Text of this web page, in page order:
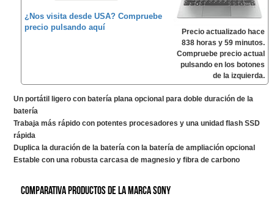
¿Nos visita desde USA? Compruebe
precio pulsando aquí
Precio actualizado hace
838 horas y 59 minutos.
Compruebe precio actual
pulsando en los botones
de la izquierda.
Un portátil ligero con batería plana opcional para doble duración de la
batería
Trabaja más rápido con potentes procesadores y una unidad flash SSD
rápida
Duplica la duración de la batería con la batería de ampliación opcional
Estable con una robusta carcasa de magnesio y fibra de carbono
Comparativa productos de la marca Sony